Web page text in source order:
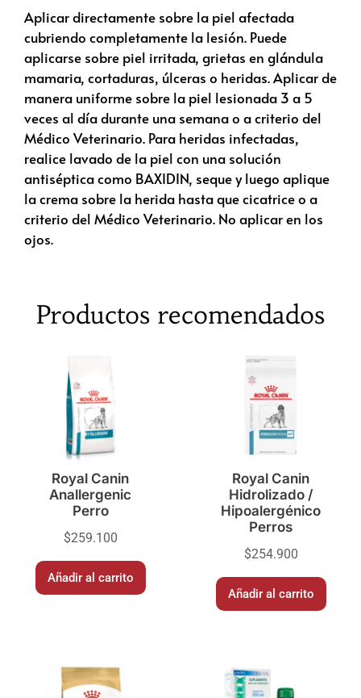
Aplicar directamente sobre la piel afectada
cubriendo completamente la lesión. Puede
aplicarse sobre piel irritada, grietas en glándula
mamaria, cortaduras, úlceras o heridas. Aplicar de
manera uniforme sobre la piel lesionada 3 a 5
veces al día durante una semana o a criterio del
Médico Veterinario. Para heridas infectadas,
realice lavado de la piel con una solución
antiséptica como BAXIDIN, seque y luego aplique
la crema sobre la herida hasta que cicatrice o a
criterio del Médico Veterinario. No aplicar en los
ojos.
Productos recomendados
Royal Canin
Anallergenic
Perro
$259.100
Añadir al carrito
Royal Canin
Hidrolizado /
Hipoalergénico
Perros
$254.900
Añadir al carrito